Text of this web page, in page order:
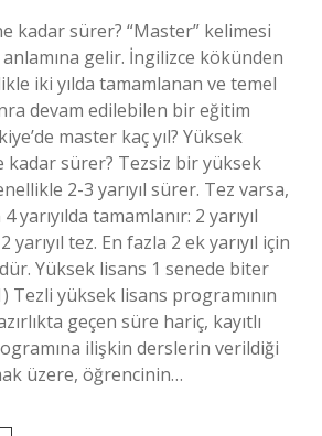
kadar sürer? “Master” kelimesi
gelir. İngilizce kökünden
iki yılda tamamlanan ve temel
devam edilebilen bir eğitim
master kaç yıl? Yüksek
kadar sürer? Tezsiz bir yüksek
2-3 yarıyıl sürer. Tez varsa,
tamamlanır: 2 yarıyıl
yarıyıl tez. En fazla 2 ek yarıyıl için
Yüksek lisans 1 senede biter
Tezli yüksek lisans programının
geçen süre hariç, kayıtlı
ilişkin derslerin verildiği
üzere, öğrencinin…